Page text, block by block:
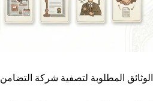
الوثائق المطلوبة لتصفية شركة التضامن